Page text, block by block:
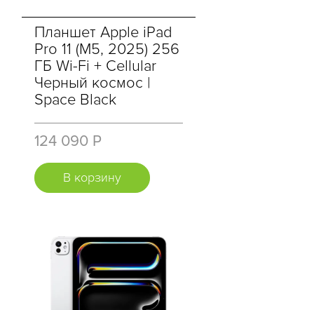
Планшет Apple iPad
Pro 11 (M5, 2025) 256
ГБ Wi-Fi + Cellular
Черный космос |
Space Black
124 090 Р
В корзину